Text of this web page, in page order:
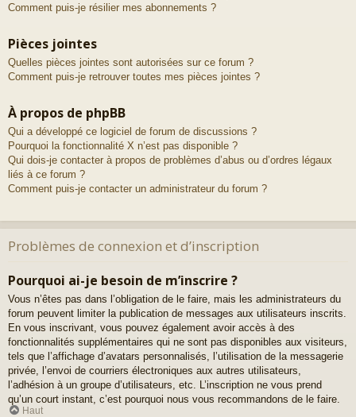
Comment puis-je résilier mes abonnements ?
Pièces jointes
Quelles pièces jointes sont autorisées sur ce forum ?
Comment puis-je retrouver toutes mes pièces jointes ?
À propos de phpBB
Qui a développé ce logiciel de forum de discussions ?
Pourquoi la fonctionnalité X n’est pas disponible ?
Qui dois-je contacter à propos de problèmes d’abus ou d’ordres légaux
liés à ce forum ?
Comment puis-je contacter un administrateur du forum ?
Problèmes de connexion et d’inscription
Pourquoi ai-je besoin de m’inscrire ?
Vous n’êtes pas dans l’obligation de le faire, mais les administrateurs du
forum peuvent limiter la publication de messages aux utilisateurs inscrits.
En vous inscrivant, vous pouvez également avoir accès à des
fonctionnalités supplémentaires qui ne sont pas disponibles aux visiteurs,
tels que l’affichage d’avatars personnalisés, l’utilisation de la messagerie
privée, l’envoi de courriers électroniques aux autres utilisateurs,
l’adhésion à un groupe d’utilisateurs, etc. L’inscription ne vous prend
qu’un court instant, c’est pourquoi nous vous recommandons de le faire.
Haut